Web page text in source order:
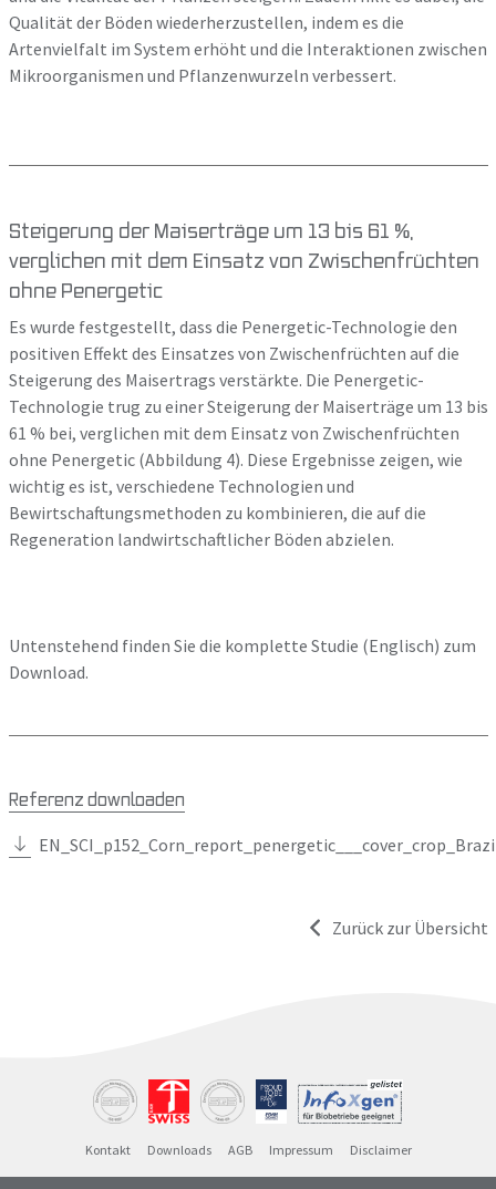
Qualität der Böden wiederherzustellen, indem es die
Artenvielfalt im System erhöht und die Interaktionen zwischen
Mikroorganismen und Pflanzenwurzeln verbessert.
Steigerung der Maiserträge um 13 bis 61 %,
verglichen mit dem Einsatz von Zwischenfrüchten
ohne Penergetic
Es wurde festgestellt, dass die Penergetic-Technologie den
positiven Effekt des Einsatzes von Zwischenfrüchten auf die
Steigerung des Maisertrags verstärkte. Die Penergetic-
Technologie trug zu einer Steigerung der Maiserträge um 13 bis
61 % bei, verglichen mit dem Einsatz von Zwischenfrüchten
ohne Penergetic (Abbildung 4). Diese Ergebnisse zeigen, wie
wichtig es ist, verschiedene Technologien und
Bewirtschaftungsmethoden zu kombinieren, die auf die
Regeneration landwirtschaftlicher Böden abzielen.
Untenstehend finden Sie die komplette Studie (Englisch) zum
Download.
Referenz downloaden
Zurück zur Übersicht
Kontakt Downloads AGB Impressum Disclaimer